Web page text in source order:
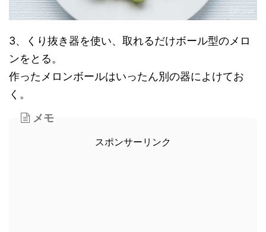
3、くり抜き器を使い、取れるだけボール型のメロ
ンをとる。
作ったメロンボールはいったん別の器によけてお
く。
メモ
スポンサーリンク